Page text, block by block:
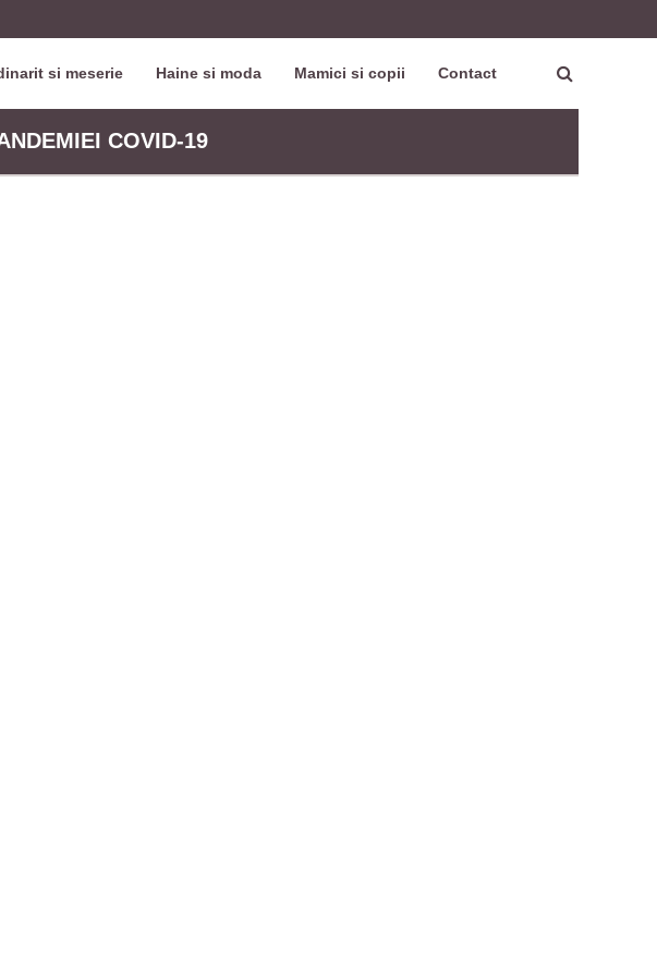
si meserie Haine si moda Mamici si copii Contact
COVID-19